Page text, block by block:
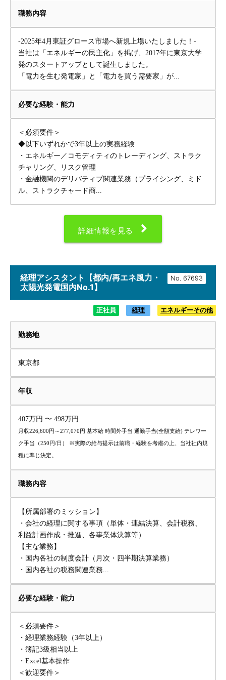
職務内容
-2025年4月東証グロース市場へ新規上場いたしました！-
当社は「エネルギーの民主化」を掲げ、2017年に東京大学
発のスタートアップとして誕生しました。
「電力を生む発電家」と「電力を買う需要家」が...
必要な経験・能力
＜必須要件＞
◆以下いずれかで3年以上の実務経験
・エネルギー／コモディティのトレーディング、ストラク
チャリング、リスク管理
・金融機関のデリバティブ関連業務（プライシング、ミド
ル、ストラクチャード商...
詳細情報を見る
No.
経理アシスタント【都内/再エネ風力・
太陽光発電国内No.1】
正社員 経理 エネルギーその他
勤務地
東京都
年収
407万円 〜 498万円
月収226,600円～277,070円 基本給 時間外手当 通勤手当(全額支給) テレワー
ク手当（250円/日） ※実際の給与提示は前職・経験を考慮の上、当社社内規
程に準じ決定。
職務内容
【所属部署のミッション】
・会社の経理に関する事項（単体・連結決算、会計税務、
利益計画作成・推進、各事業体決算等）
【主な業務】
・国内各社の制度会計（月次・四半期決算業務）
・国内各社の税務関連業務...
必要な経験・能力
＜必須要件＞
・経理業務経験（3年以上）
・簿記3級相当以上
・Excel基本操作
＜歓迎要件＞